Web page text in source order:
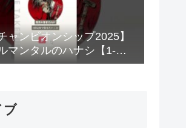
ャンピオンシップ2025】
マンタルのハナシ【1-
#競馬
ブ